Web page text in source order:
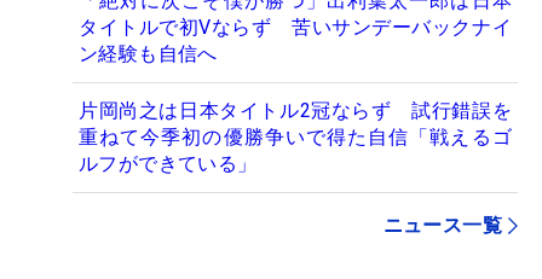
タイトルで初Vならず 苦いサンデーバックナイ
ン経験も自信へ
片岡尚之は日本タイトル2冠ならず 試行錯誤を
重ねて今季初の優勝争いで得た自信「戦えるゴ
ルフができている」
ニュース一覧